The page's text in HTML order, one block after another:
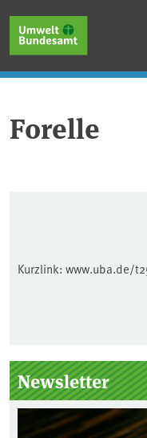
Forelle
Kurzlink: www.uba.de/
Seitenleiste
Newsletter